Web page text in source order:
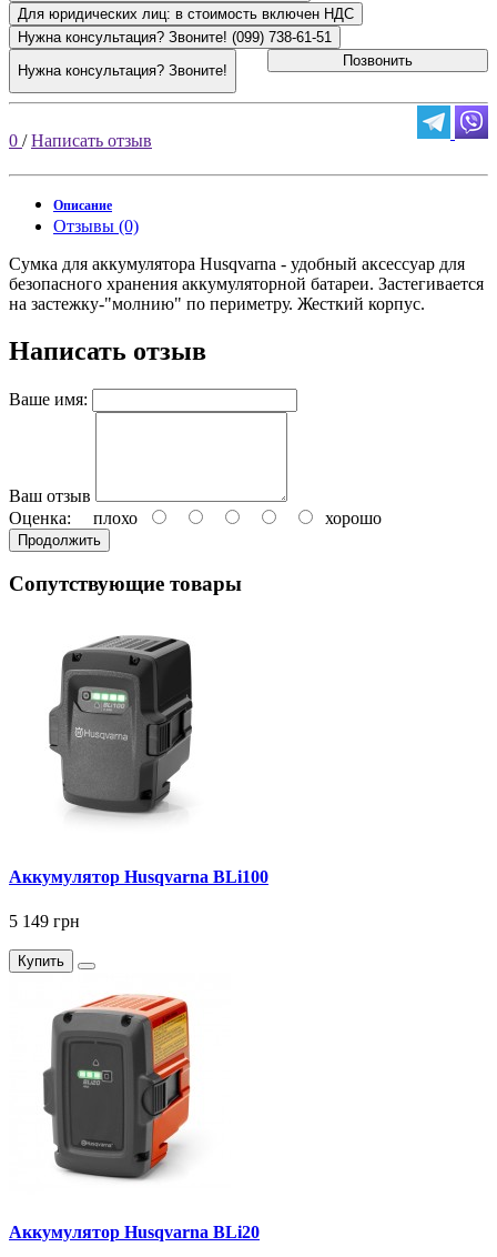
Для юридических лиц: в стоимость включен НДС
Нужна консультация? Звоните! (099) 738-61-51
Нужна консультация? Звоните!
Позвонить
0 /Написать отзыв
Описание
Отзывы (0)
Сумка для аккумулятора Husqvarna - удобный аксессуар для
безопасного хранения аккумуляторной батареи. Застегивается
на застежку-"молнию" по периметру. Жесткий корпус.
Написать отзыв
Ваше имя:
Ваш отзыв
Оценка: плохо хорошо
Продолжить
Сопутствующие товары
Аккумулятор Husqvarna BLi100
5 149 грн
Купить
Аккумулятор Husqvarna BLi20